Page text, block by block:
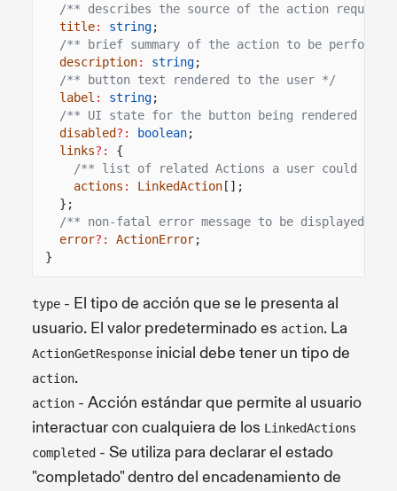
/** describes the source of the action request
title: string;
/** brief summary of the action to be
description: string;
/** button text rendered to the user */
label : string;
/** UI state for the button being rendered to
disabled?: boolean;
links?:
{
/** list of related Actions a user could
actions : LinkedAction [];
};
/** non-fatal error message to be displayed to
error?: ActionError;
}
type - El tipo de acción que se le presenta al
usuario. El valor predeterminado es action. La
ActionGetResponse inicial debe tener un tipo de
action.
action - Acción estándar que permite al usuario
interactuar con cualquiera de los LinkedActions
completed - Se utiliza para declarar el estado
"completado" dentro del encadenamiento de